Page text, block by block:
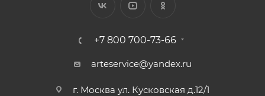
+7 800 700-73-66
arteservice@yandex.ru
г. Москва ул. Кусковская д.12/1